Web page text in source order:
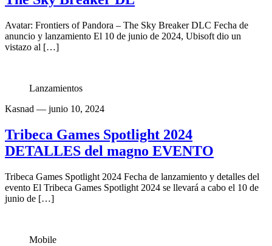
Avatar: Frontiers of Pandora – The Sky Breaker DLC Fecha de
anuncio y lanzamiento El 10 de junio de 2024, Ubisoft dio un
vistazo al […]
Lanzamientos
Kasnad — junio 10, 2024
Tribeca Games Spotlight 2024
DETALLES del magno EVENTO
Tribeca Games Spotlight 2024 Fecha de lanzamiento y detalles del
evento El Tribeca Games Spotlight 2024 se llevará a cabo el 10 de
junio de […]
Mobile